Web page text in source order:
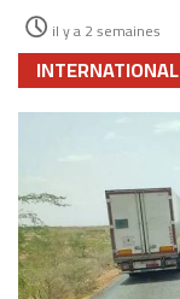
il y a 2 semaines
INTERNATIONAL